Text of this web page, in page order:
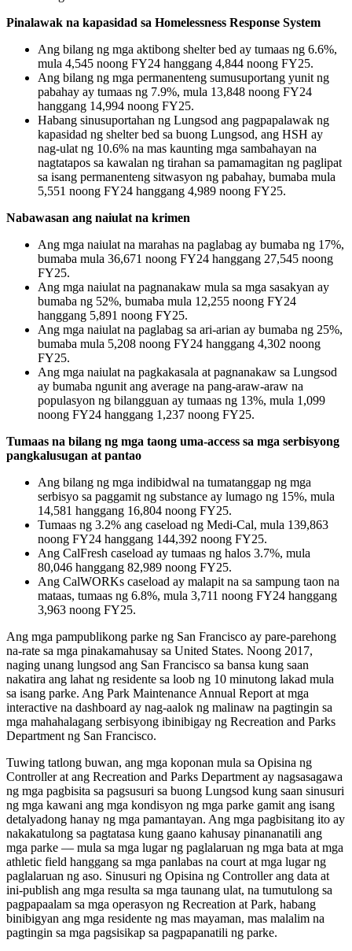
Pinalawak na kapasidad sa Homelessness Response System
Ang bilang ng mga aktibong shelter bed ay tumaas ng 6.6%,
mula 4,545 noong FY24 hanggang 4,844 noong FY25.
Ang bilang ng mga permanenteng sumusuportang yunit ng
pabahay ay tumaas ng 7.9%, mula 13,848 noong FY24
hanggang 14,994 noong FY25.
Habang sinusuportahan ng Lungsod ang pagpapalawak ng
kapasidad ng shelter bed sa buong Lungsod, ang HSH ay
nag-ulat ng 10.6% na mas kaunting mga sambahayan na
nagtatapos sa kawalan ng tirahan sa pamamagitan ng paglipat
sa isang permanenteng sitwasyon ng pabahay, bumaba mula
5,551 noong FY24 hanggang 4,989 noong FY25.
Nabawasan ang naiulat na krimen
Ang mga naiulat na marahas na paglabag ay bumaba ng 17%,
bumaba mula 36,671 noong FY24 hanggang 27,545 noong
FY25.
Ang mga naiulat na pagnanakaw mula sa mga sasakyan ay
bumaba ng 52%, bumaba mula 12,255 noong FY24
hanggang 5,891 noong FY25.
Ang mga naiulat na paglabag sa ari-arian ay bumaba ng 25%,
bumaba mula 5,208 noong FY24 hanggang 4,302 noong
FY25.
Ang mga naiulat na pagkakasala at pagnanakaw sa Lungsod
ay bumaba ngunit ang average na pang-araw-araw na
populasyon ng bilangguan ay tumaas ng 13%, mula 1,099
noong FY24 hanggang 1,237 noong FY25.
Tumaas na bilang ng mga taong uma-access sa mga serbisyong
pangkalusugan at pantao
Ang bilang ng mga indibidwal na tumatanggap ng mga
serbisyo sa paggamit ng substance ay lumago ng 15%, mula
14,581 hanggang 16,804 noong FY25.
Tumaas ng 3.2% ang caseload ng Medi-Cal, mula 139,863
noong FY24 hanggang 144,392 noong FY25.
Ang CalFresh caseload ay tumaas ng halos 3.7%, mula
80,046 hanggang 82,989 noong FY25.
Ang CalWORKs caseload ay malapit na sa sampung taon na
mataas, tumaas ng 6.8%, mula 3,711 noong FY24 hanggang
3,963 noong FY25.
Ang mga pampublikong parke ng San Francisco ay pare-parehong
na-rate sa mga pinakamahusay sa United States. Noong 2017,
naging unang lungsod ang San Francisco sa bansa kung saan
nakatira ang lahat ng residente sa loob ng 10 minutong lakad mula
sa isang parke. Ang Park Maintenance Annual Report at mga
interactive na dashboard ay nag-aalok ng malinaw na pagtingin sa
mga mahahalagang serbisyong ibinibigay ng Recreation and Parks
Department ng San Francisco.
Tuwing tatlong buwan, ang mga koponan mula sa Opisina ng
Controller at ang Recreation and Parks Department ay nagsasagawa
ng mga pagbisita sa pagsusuri sa buong Lungsod kung saan sinusuri
ng mga kawani ang mga kondisyon ng mga parke gamit ang isang
detalyadong hanay ng mga pamantayan. Ang mga pagbisitang ito ay
nakakatulong sa pagtatasa kung gaano kahusay pinananatili ang
mga parke — mula sa mga lugar ng paglalaruan ng mga bata at mga
athletic field hanggang sa mga panlabas na court at mga lugar ng
paglalaruan ng aso. Sinusuri ng Opisina ng Controller ang data at
ini-publish ang mga resulta sa mga taunang ulat, na tumutulong sa
pagpapaalam sa mga operasyon ng Recreation at Park, habang
binibigyan ang mga residente ng mas mayaman, mas malalim na
pagtingin sa mga pagsisikap sa pagpapanatili ng parke.